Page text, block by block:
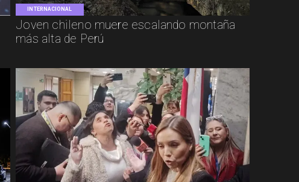
INTERNACIONAL
Joven chileno muere escalando montaña
más alta de Perú